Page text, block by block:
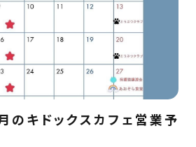
のキドックスカフェ営業予